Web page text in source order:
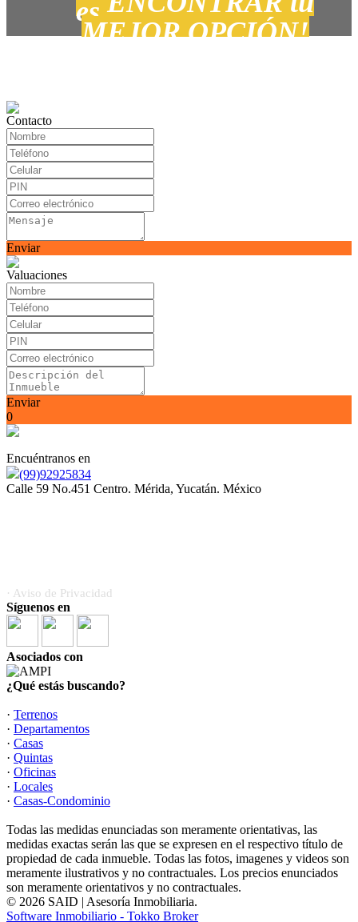
es
MEJOR OPCIÓN!
Contacto
Enviar
Valuaciones
Enviar
0
Encuéntranos en
(99)92925834
Calle 59 No.451 Centro. Mérida, Yucatán. México
· Aviso de Privacidad
Síguenos en
Asociados con
¿Qué estás buscando?
· Terrenos
· Departamentos
· Casas
· Quintas
· Oficinas
· Locales
· Casas-Condominio
Todas las medidas enunciadas son meramente orientativas, las
medidas exactas serán las que se expresen en el respectivo título de
propiedad de cada inmueble. Todas las fotos, imagenes y videos son
meramente ilustrativos y no contractuales. Los precios enunciados
son meramente orientativos y no contractuales.
© 2026 SAID | Asesoría Inmobiliaria.
Software Inmobiliario - Tokko Broker